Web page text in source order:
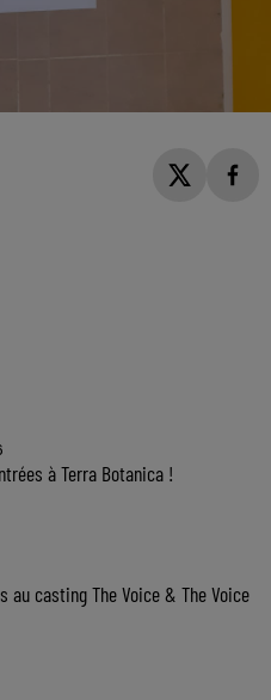
à Terra Botanica !
au casting The Voice & The Voice